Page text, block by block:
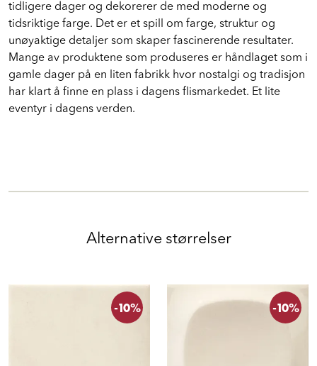
tidligere dager og dekorerer de med moderne og
tidsriktige farge. Det er et spill om farge, struktur og
unøyaktige detaljer som skaper fascinerende resultater.
Mange av produktene som produseres er håndlaget som i
gamle dager på en liten fabrikk hvor nostalgi og tradisjon
har klart å finne en plass i dagens flismarkedet. Et lite
eventyr i dagens verden.
Alternative størrelser
-10% -10%